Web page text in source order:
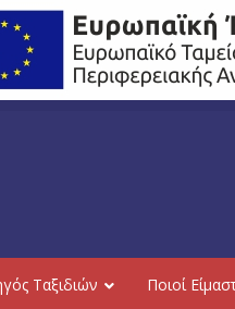
Ταξιδιών Ποιοί